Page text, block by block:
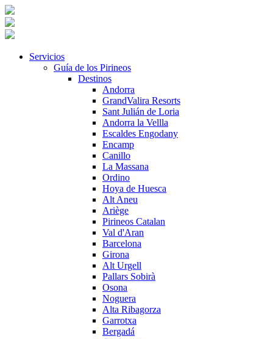
Servicios
Guía de los Pirineos
Destinos
Andorra
GrandValira Resorts
Sant Julián de Loria
Andorra la Vellla
Escaldes Engodany
Encamp
Canillo
La Massana
Ordino
Hoya de Huesca
Alt Aneu
Ariège
Pirineos Catalan
Val d'Aran
Barcelona
Girona
Alt Urgell
Pallars Sobirà
Osona
Noguera
Alta Ribagorza
Garrotxa
Bergadá